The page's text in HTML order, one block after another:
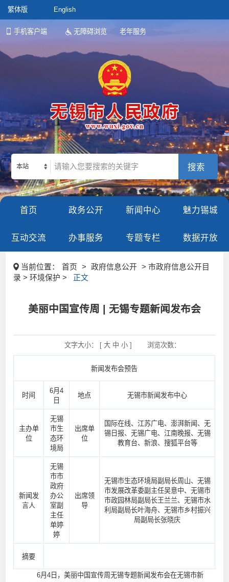
繁体版 English
手机客户端 无障碍浏览 老年服务
本站
首页 政务公开 新闻中心 魅力锡城
互动交流 办事服务 专题专栏 数据开放
当前位置： 首页 > 政府信息公开
> 市政府信息公开目
录 > 环境保护 >
正文
美丽中国宣传周 | 无锡专题新闻发布会
文字大小： [ 大 中 小] 浏览次数：
新闻发布会预告
时间
6月4
日
地点 无锡市新闻发布中心
主办单
位
无锡
市生
态环
境局
出席单
位
国际在线、江苏广电、澎湃新闻、无
锡日报、无锡广电、江南晚报、无锡
教育台、新浪、搜狐平台等
新闻发
言人
无锡
市市
政府
办公
室副
主任
单婷
婷
出席领
导
无锡市生态环境局副局长周山、无锡
市发展改革委副主任吴意中、无锡市
市政园林局副局长王兰兰、无锡市水
利局副局长叶海舟、无锡市乡村振兴
局副局长张晓庆
摘要
6月4日，美丽中国宣传周无锡专题新闻发布会在无锡市新